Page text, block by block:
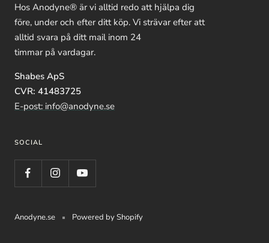
Hos Anodyne® är vi alltid redo att hjälpa dig
före, under och efter ditt köp. Vi strävar efter att
alltid svara på ditt mail inom 24
timmar på vardagar.
Shabes ApS
CVR: 41483725
E-post: info@anodyne.se
SOCIAL
Anodyne.se Powered by Shopify